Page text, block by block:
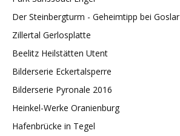
Der Steinbergturm - Geheimtipp bei Goslar
Zillertal Gerlosplatte
Beelitz Heilstätten Utent
Bilderserie Eckertalsperre
Bilderserie Pyronale 2016
Heinkel-Werke Oranienburg
Hafenbrücke in Tegel